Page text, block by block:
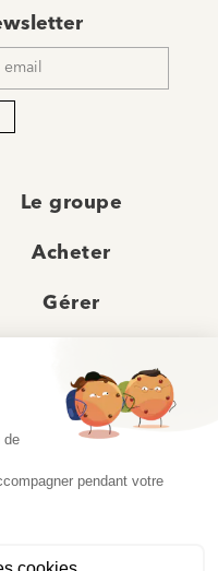
Le groupe
Acheter
Gérer
Avis clients
droits réservés –